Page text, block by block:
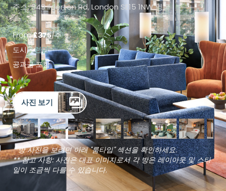
주소: 349 Ilderton Rd, London SE15 1NW 영국
From£375/주
도시
런던
공과금 포함
사진 보기
* 방 사진을 보려면 아래 "룸타입" 섹션을 확인하세요.
** 참고 사항: 사진은 대표 이미지로서 각 방은 레이아웃 및 스타
일이 조금씩 다를 수 있습니다.